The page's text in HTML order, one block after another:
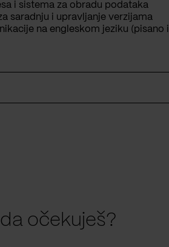
i sistema za obradu podataka
saradnju i upravljanje verzijama
na engleskom jeziku (pisano i
očekuješ?